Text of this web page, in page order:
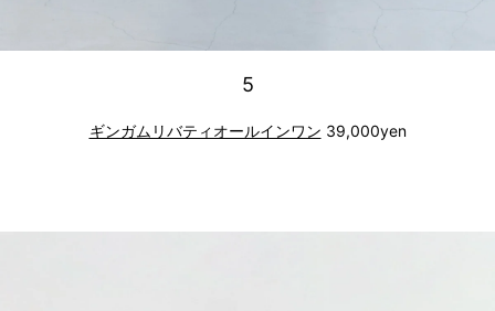
5
ギンガムリバティオールインワン 39,000yen